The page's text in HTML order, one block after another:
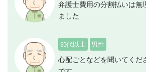
弁護士費用の分割払いは無
ました
60代以上 男性
心配ごとなどを聞いてくだ